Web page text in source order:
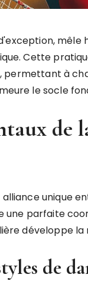
Cette
permettant à
le socle
de
unique
parfaite
développe
de